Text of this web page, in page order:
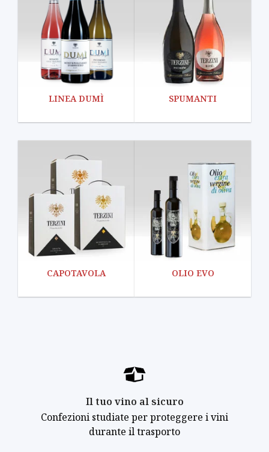
LINEA DUMÌ SPUMANTI
CAPOTAVOLA OLIO EVO
Il tuo vino al sicuro
Confezioni studiate per proteggere i vini
durante il trasporto